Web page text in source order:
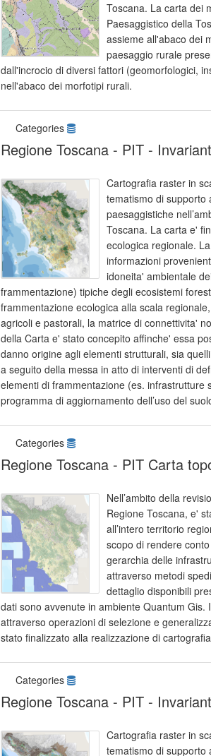
Toscana. La carta dei
Paesaggistico della
assieme all'abaco dei
paesaggio rurale
dall'incrocio di diversi fattori (geomorfologici,
nell'abaco dei morfotipi rurali.
Categories
Regione Toscana - PIT -
Cartografia raster in
tematismo di supporto
paesaggistiche
Toscana. La carta e'
ecologica regionale.
informazioni
idoneita' ambientale
frammentazione) tipiche degli ecosistemi
frammentazione ecologica alla scala
agricoli e pastorali, la matrice di connettivita'
della Carta e' stato concepito affinche' essa
danno origine agli elementi strutturali, sia
a seguito della messa in atto di interventi di
elementi di frammentazione (es.
programma di aggiornamento dell’uso del
Categories
Regione Toscana - PIT Carta
Nell’ambito della
Regione Toscana, e'
all’intero territorio
scopo di rendere
gerarchia delle
attraverso metodi
dettaglio disponibili
dati sono avvenute in ambiente Quantum
attraverso operazioni di selezione e
stato finalizzato alla realizzazione di
Categories
Regione Toscana - PIT -
Cartografia raster in
tematismo di supporto